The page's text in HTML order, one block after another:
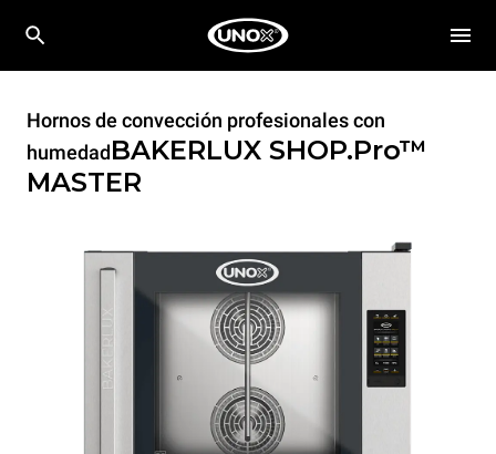
Hornos de convección profesionales con
humedadBAKERLUX SHOP.Pro™
MASTER